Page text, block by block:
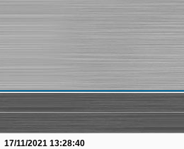
17/11/2021 13:28:40